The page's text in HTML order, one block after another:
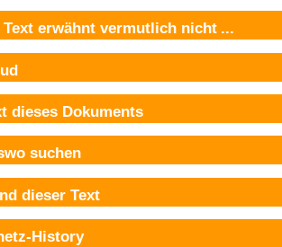
erwähnt vermutlich nicht ...
dieses Dokuments
suchen
dieser Text
History